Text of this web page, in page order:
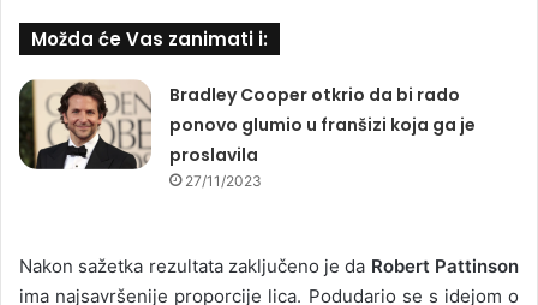
Možda će Vas zanimati i:
Bradley Cooper otkrio da bi rado
ponovo glumio u franšizi koja ga je
proslavila
27/11/2023
Nakon sažetka rezultata zaključeno je da Robert Pattinson
ima najsavršenije proporcije lica. Podudario se s idejom o